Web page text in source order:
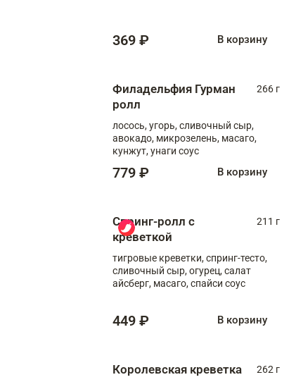
369 ₽ В корзину
Филадельфия Гурман
ролл
266 г
лосось, угорь, сливочный сыр,
авокадо, микрозелень, масаго,
кунжут, унаги соус
779 ₽ В корзину
Спринг-ролл с
креветкой
211 г
тигровые креветки, спринг-тесто,
сливочный сыр, огурец, салат
айсберг, масаго, спайси соус
449 ₽ В корзину
Королевская креветка
262 г